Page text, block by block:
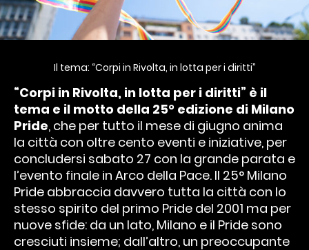
Il tema: “Corpi in Rivolta, in lotta per i diritti”
“Corpi in Rivolta, in lotta per i diritti” è il
tema e il motto della 25° edizione di Milano
Pride, che per tutto il mese di giugno anima
la città con oltre cento eventi e iniziative, per
concludersi sabato 27 con la grande parata e
l’evento finale in Arco della Pace. Il 25° Milano
Pride abbraccia davvero tutta la città con lo
stesso spirito del primo Pride del 2001 ma per
nuove sfide: da un lato, Milano e il Pride sono
cresciuti insieme; dall’altro, un preoccupante